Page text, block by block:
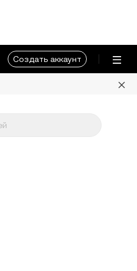
Создать аккаунт